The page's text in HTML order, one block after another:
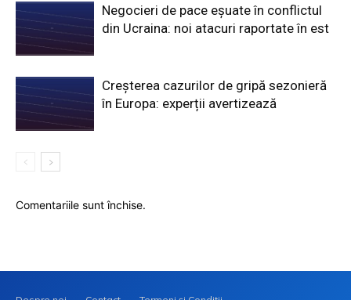
Negocieri de pace eșuate în conflictul
din Ucraina: noi atacuri raportate în est
Creșterea cazurilor de gripă sezonieră
în Europa: experții avertizează
Comentariile sunt închise.